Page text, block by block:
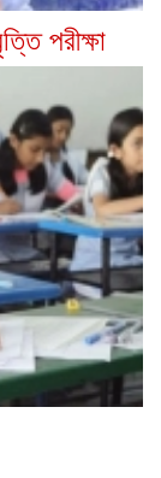
পরীক্ষা